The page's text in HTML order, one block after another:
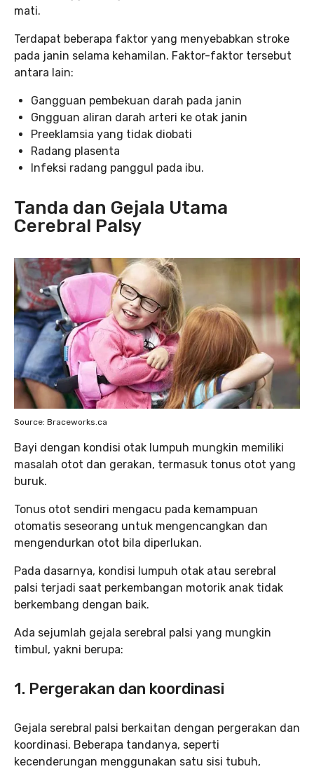
mati.
Terdapat beberapa faktor yang menyebabkan stroke
pada janin selama kehamilan. Faktor-faktor tersebut
antara lain:
Gangguan pembekuan darah pada janin
Gngguan aliran darah arteri ke otak janin
Preeklamsia yang tidak diobati
Radang plasenta
Infeksi radang panggul pada ibu.
Tanda dan Gejala Utama
Cerebral Palsy
Source: Braceworks.ca
Bayi dengan kondisi otak lumpuh mungkin memiliki
masalah otot dan gerakan, termasuk tonus otot yang
buruk.
Tonus otot sendiri mengacu pada kemampuan
otomatis seseorang untuk mengencangkan dan
mengendurkan otot bila diperlukan.
Pada dasarnya, kondisi lumpuh otak atau serebral
palsi terjadi saat perkembangan motorik anak tidak
berkembang dengan baik.
Ada sejumlah gejala serebral palsi yang mungkin
timbul, yakni berupa:
1. Pergerakan dan koordinasi
Gejala serebral palsi berkaitan dengan pergerakan dan
koordinasi. Beberapa tandanya, seperti
kecenderungan menggunakan satu sisi tubuh,